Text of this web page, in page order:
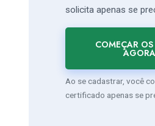
solicita apenas se
COMEÇAR
AGORA
Ao se cadastrar, você
certificado apenas se